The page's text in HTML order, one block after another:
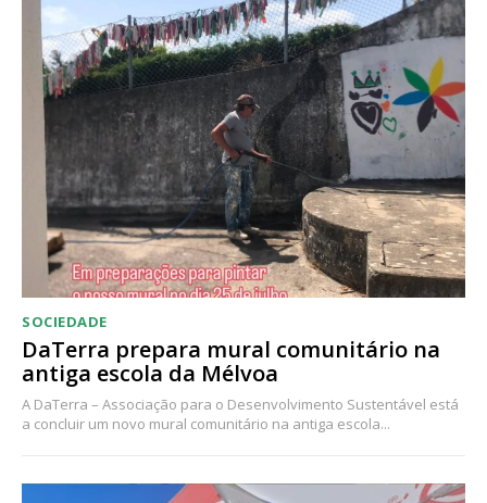
SOCIEDADE
DaTerra prepara mural comunitário na
antiga escola da Mélvoa
A DaTerra – Associação para o Desenvolvimento Sustentável está
a concluir um novo mural comunitário na antiga escola...